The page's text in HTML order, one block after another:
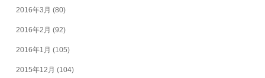
2016年3月 (80)
2016年2月 (92)
2016年1月 (105)
2015年12月 (104)